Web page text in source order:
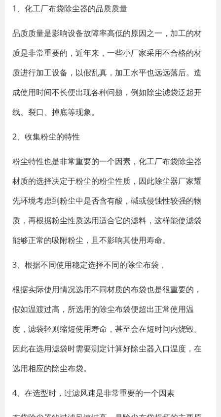
1、化工厂布袋除尘器的品质质量
品质质量是影响设备故障率高低的原因之一，加工的材
质是非常重要的，近年来，一些小厂家采用不合格的材
质进行加工设备，以假乱真，加工水平也远远落后。造
成使用时间不长便出现各种问题，例如除尘滤袋泛起开
线、裂口、掉底等现象。
2、收集粉尘的特性
粉尘特性也是非常重要的一个因素，化工厂布袋除尘器
材质的选择决定于粉尘的粉尘性质，因此除尘器厂家耀
先环境考虑到粉尘中是否含有酸，碱或侵蚀性较强的物
质，再根据粉尘性质选用适合它的滤料，这样能使滤袋
能够正常的吸附粉尘，且不影响其使用寿命。
3、根据不同使用稳定选择不同的除尘布袋，
根据实际使用情况选用不同材质的布袋也是很重要的，
假如温渡过高，所选用的除尘布袋便超出正常使用温
度，滤袋轻则缩短使用寿命，甚至会在短时间内烧毁。
因此在选用滤袋时需要测定计算好除尘器入口温度，在
选用相应的除尘布袋。
4、在选型时，过滤风速是非常重要的一个因素